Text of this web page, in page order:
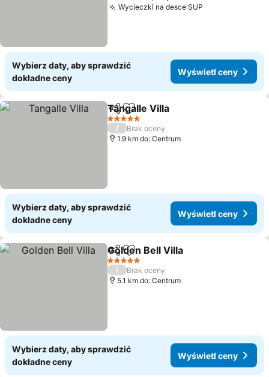
Wycieczki na desce SUP
Wybierz daty, aby sprawdzić
dokładne ceny
Wyświetl ceny
Udostępnij
Dodaj do ulubionych
Tangalle Villa
5 Kategoria
/
Brak oceny
1.9 km do: Centrum
Wybierz daty, aby sprawdzić
dokładne ceny
Wyświetl ceny
Udostępnij
Dodaj do ulubionych
Golden Bell Villa
5 Kategoria
/
Brak oceny
5.1 km do: Centrum
Wybierz daty, aby sprawdzić
dokładne ceny
Wyświetl ceny